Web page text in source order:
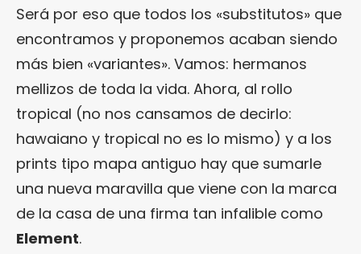
Será por eso que todos los «substitutos» que
encontramos y proponemos acaban siendo
más bien «variantes». Vamos: hermanos
mellizos de toda la vida. Ahora, al rollo
tropical (no nos cansamos de decirlo:
hawaiano y tropical no es lo mismo) y a los
prints tipo mapa antiguo hay que sumarle
una nueva maravilla que viene con la marca
de la casa de una firma tan infalible como
Element.